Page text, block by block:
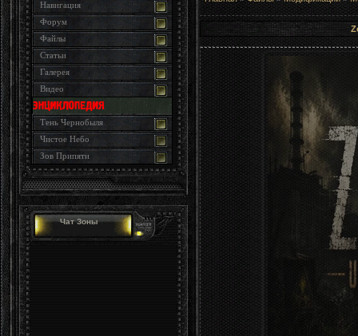
Навигация
Форум
Файлы
Статьи
Галерея
Видео
Тень Чернобыля
Чистое Небо
Зов Припяти
Чат Зоны